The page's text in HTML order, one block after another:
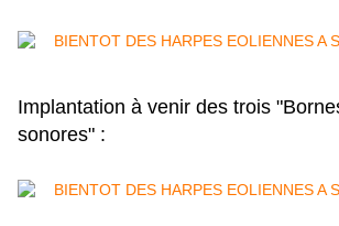
Implantation à venir des trois
sonores" :